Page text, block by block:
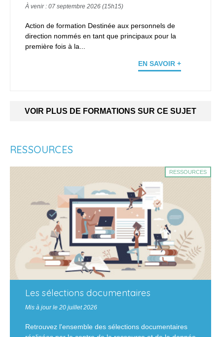
À venir : 07 septembre 2026 (15h15)
Action de formation Destinée aux personnels de
direction nommés en tant que principaux pour la
première fois à la...
EN SAVOIR +
VOIR PLUS DE FORMATIONS SUR CE SUJET
RESSOURCES
RESSOURCES
Les sélections documentaires
Mis à jour le 20 juillet 2026
Retrouvez l'ensemble des sélections documentaires